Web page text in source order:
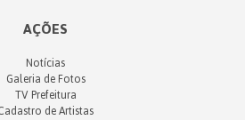
AÇÕES
Notícias
Galeria de Fotos
TV Prefeitura
de Artistas